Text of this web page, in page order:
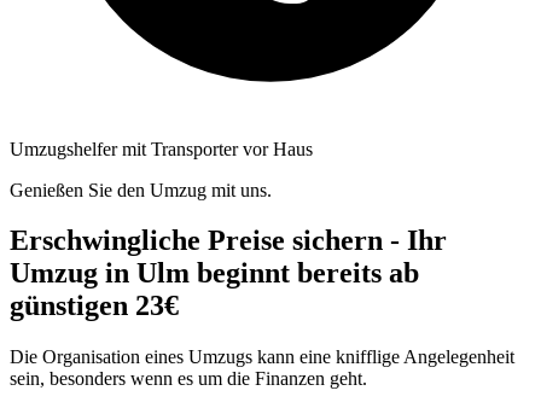
Umzugshelfer mit Transporter vor Haus
Genießen Sie den Umzug mit uns.
Erschwingliche Preise sichern - Ihr
Umzug in Ulm beginnt bereits ab
günstigen 23€
Die Organisation eines Umzugs kann eine knifflige Angelegenheit
sein, besonders wenn es um die Finanzen geht.